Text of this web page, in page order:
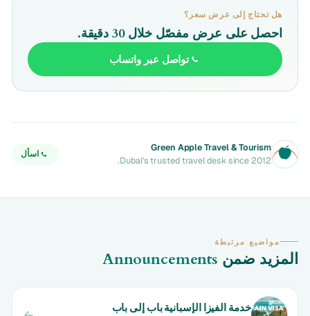
هل تحتاج إلى عرض سعر؟
احصل على عرض مفصّل خلال 30 دقيقة.
تواصل عبر واتساب
Green Apple Travel & Tourism
Dubai's trusted travel desk since 2012.
اسأل
مواضيع مرتبطة
المزيد ضمن Announcements
خدمة الفيزا الإسبانية باب إلى باب